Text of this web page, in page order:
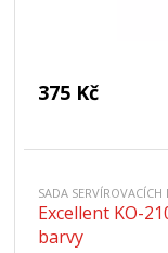
375 Kč
SADA SERVÍROVACÍCH
Excellent KO-
barvy